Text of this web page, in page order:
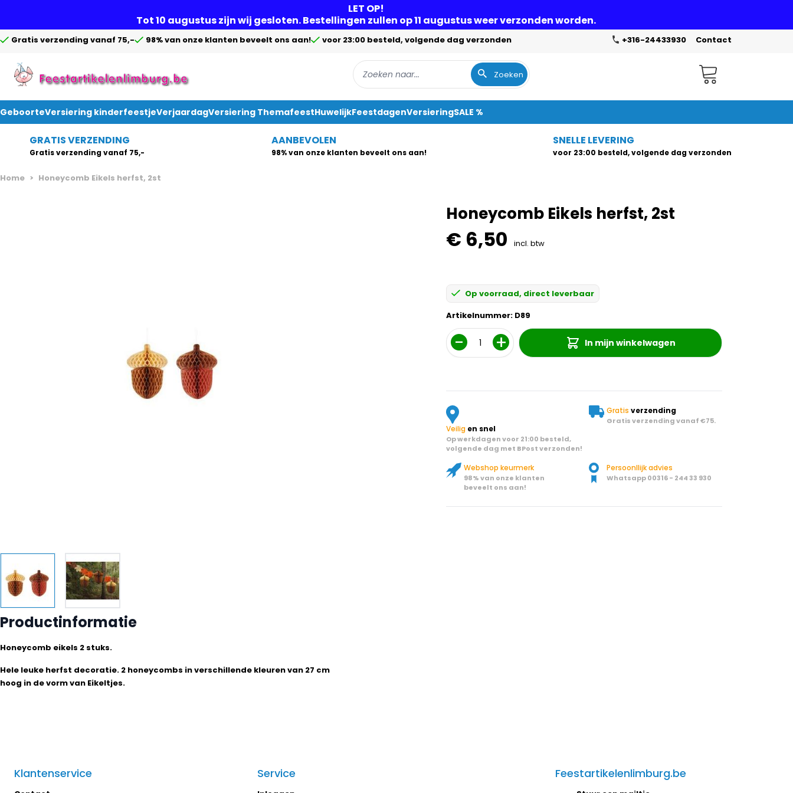
LET OP!
Tot 10 augustus zijn wij gesloten. Bestellingen zullen op 11 augustus weer verzonden worden.
Gratis verzending vanaf 75,- 98% van onze klanten beveelt ons aan! voor 23:00 besteld, volgende dag verzonden +316-24433930 Contact
Zoeken Winkelwagen
GeboorteVersiering kinderfeestjeVerjaardagVersiering ThemafeestHuwelijkFeestdagenVersieringSALE %
GRATIS VERZENDING
Gratis verzending vanaf 75,-
AANBEVOLEN
98% van onze klanten beveelt ons aan!
SNELLE LEVERING
voor 23:00 besteld, volgende dag verzonden
Home > Honeycomb Eikels herfst, 2st
Honeycomb Eikels herfst, 2st
€ 6,50 incl. btw
Op voorraad, direct leverbaar
Artikelnummer: D89
Aantal
In mijn winkelwagen
Veilig en snel
Op werkdagen voor 21:00 besteld,
volgende dag met BPost verzonden!
Gratis verzending
Gratis verzending vanaf €75.
Webshop keurmerk
98% van onze klanten
beveelt ons aan!
Persoonllijk advies
Whatsapp 00316 - 244 33 930
Productinformatie
Honeycomb eikels 2 stuks.
Hele leuke herfst decoratie. 2 honeycombs in verschillende kleuren van 27 cm
hoog in de vorm van Eikeltjes.
Klantenservice Service Feestartikelenlimburg.be